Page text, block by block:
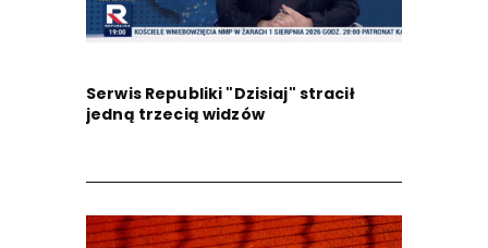
Serwis Republiki "Dzisiaj" stracił
jedną trzecią widzów